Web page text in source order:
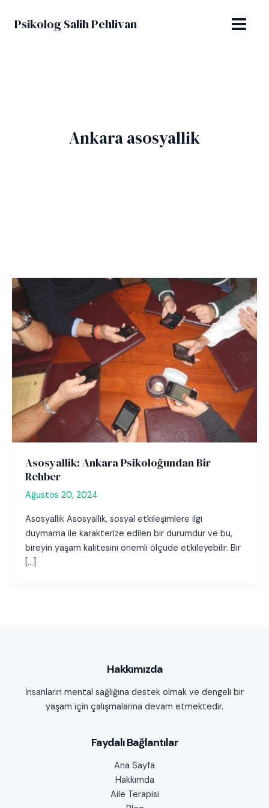
atlaPsikolog Salih Pehlivan
MENU
Ankara asosyallik
Asosyallik: Ankara Psikoloğundan Bir
Rehber
Ağustos 20, 2024
Asosyallik Asosyallik, sosyal etkileşimlere ilgi
duymama ile karakterize edilen bir durumdur ve bu,
bireyin yaşam kalitesini önemli ölçüde etkileyebilir. Bir
[…]
Hakkımızda
İnsanların mental sağlığına destek olmak ve dengeli bir
yaşam için çalışmalarına devam etmektedir.
Faydalı Bağlantılar
Ana Sayfa
Hakkımda
Aile Terapisi